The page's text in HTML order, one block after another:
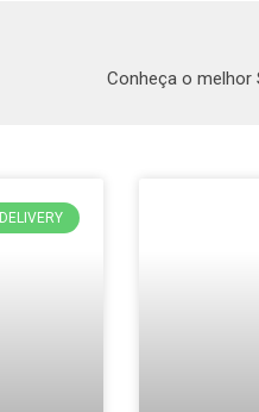
Conheça o melhor